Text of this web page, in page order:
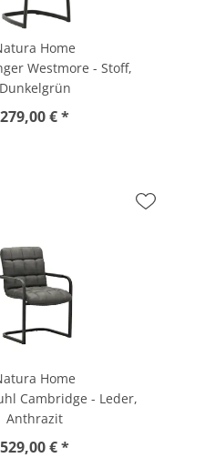
Home
Westmore - Stoff,
Dunkelgrün
279,00 € *
Home
Cambridge - Leder,
Anthrazit
529,00 € *